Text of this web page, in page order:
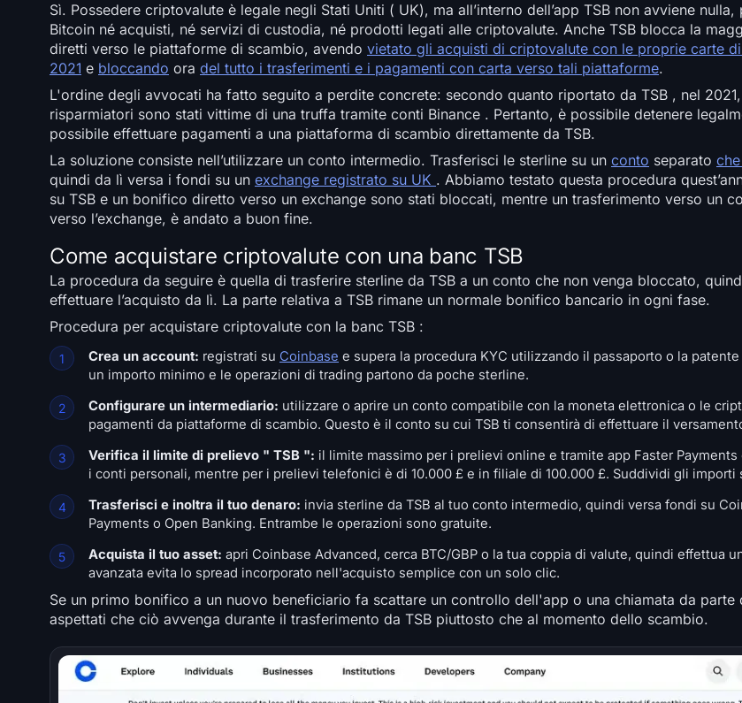
Sì. Possedere criptovalute è legale negli Stati Uniti ( UK), ma all’interno dell’app TSB non avviene
Bitcoin né acquisti, né servizi di custodia, né prodotti legati alle criptovalute. Anche TSB blocca la
diretti verso le piattaforme di scambio, avendo vietato gli acquisti di criptovalute con le proprie carte
2021 e bloccando ora del tutto i trasferimenti e i pagamenti con carta verso tali piattaforme.
L'ordine degli avvocati ha fatto seguito a perdite concrete: secondo quanto riportato da TSB , nel
risparmiatori sono stati vittime di una truffa tramite conti Binance . Pertanto, è possibile detenere
possibile effettuare pagamenti a una piattaforma di scambio direttamente da TSB.
La soluzione consiste nell’utilizzare un conto intermedio. Trasferisci le sterline su un conto separato
quindi da lì versa i fondi su un exchange registrato su UK . Abbiamo testato questa procedura
su TSB e un bonifico diretto verso un exchange sono stati bloccati, mentre un trasferimento verso un
verso l’exchange, è andato a buon fine.
Come acquistare criptovalute con una banc TSB
La procedura da seguire è quella di trasferire sterline da TSB a un conto che non venga bloccato,
effettuare l’acquisto da lì. La parte relativa a TSB rimane un normale bonifico bancario in ogni fase.
Procedura per acquistare criptovalute con la banc TSB :
Crea un account: registrati su Coinbase e supera la procedura KYC utilizzando il passaporto o la
un importo minimo e le operazioni di trading partono da poche sterline.
Configurare un intermediario: utilizzare o aprire un conto compatibile con la moneta elettronica o le
pagamenti da piattaforme di scambio. Questo è il conto su cui TSB ti consentirà di effettuare il
Verifica il limite di prelievo " TSB ": il limite massimo per i prelievi online e tramite app Faster Payments
i conti personali, mentre per i prelievi telefonici è di 10.000 £ e in filiale di 100.000 £. Suddividi gli importi
Trasferisci e inoltra il tuo denaro: invia sterline da TSB al tuo conto intermedio, quindi versa fondi su
Payments o Open Banking. Entrambe le operazioni sono gratuite.
Acquista il tuo asset: apri Coinbase Advanced, cerca BTC/GBP o la tua coppia di valute, quindi effettua
avanzata evita lo spread incorporato nell'acquisto semplice con un solo clic.
Se un primo bonifico a un nuovo beneficiario fa scattare un controllo dell'app o una chiamata da parte
aspettati che ciò avvenga durante il trasferimento da TSB piuttosto che al momento dello scambio.